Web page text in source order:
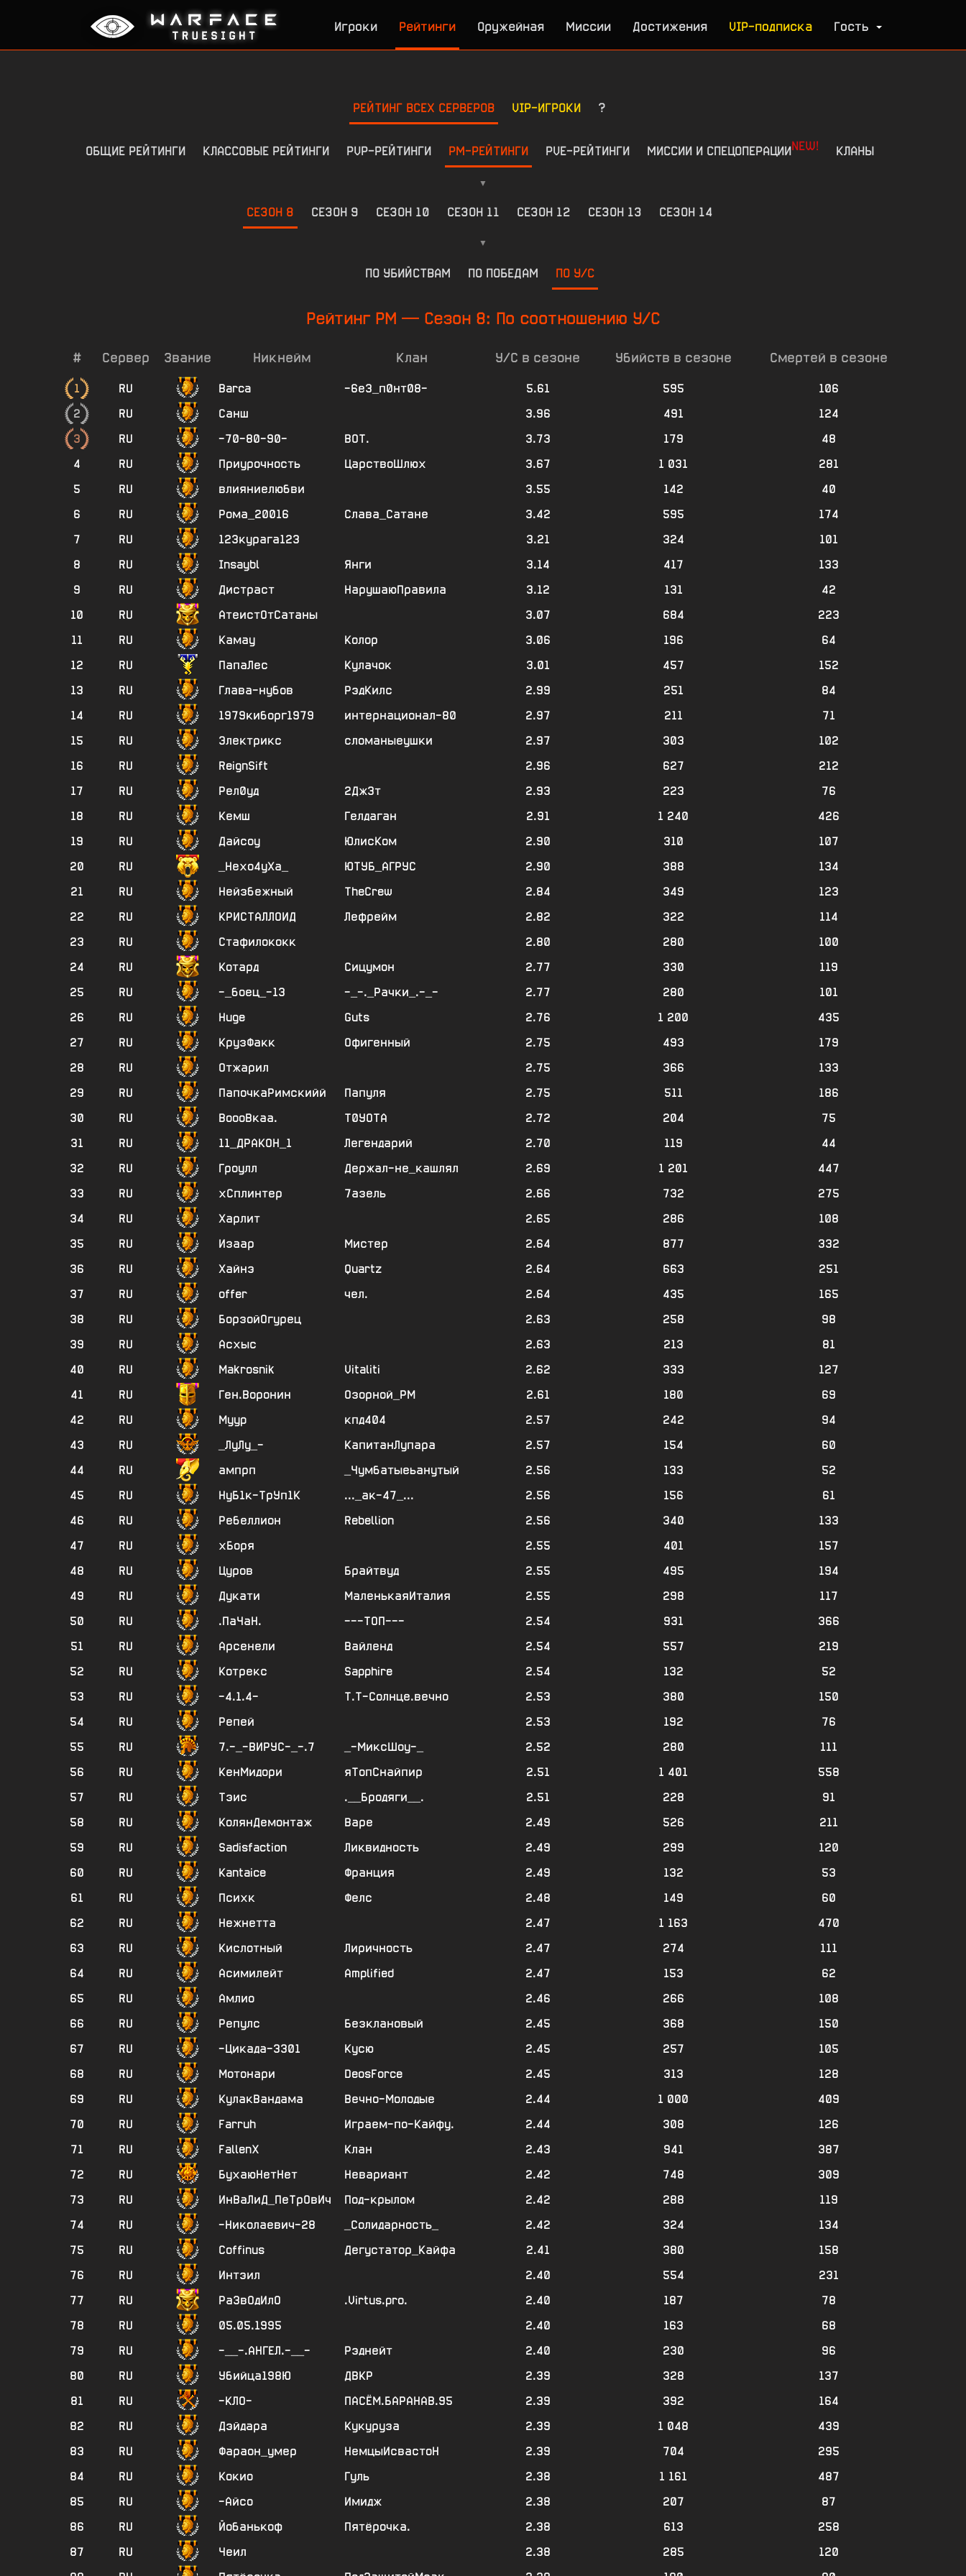
Игроки Рейтинги Оружейная Миссии Достижения VIP-подписка Гость
РЕЙТИНГ ВСЕХ СЕРВЕРОВ VIP-ИГРОКИ ?
ОБЩИЕ РЕЙТИНГИ КЛАССОВЫЕ РЕЙТИНГИ PVP-РЕЙТИНГИ РМ-РЕЙТИНГИ PVE-РЕЙТИНГИ МИССИИ И СПЕЦОПЕРАЦИИNEW! КЛАНЫ
▼
СЕЗОН 8 СЕЗОН 9 СЕЗОН 10 СЕЗОН 11 СЕЗОН 12 СЕЗОН 13 СЕЗОН 14
▼
ПО УБИЙСТВАМ ПО ПОБЕДАМ ПО У/С
Рейтинг РМ — Сезон 8: По соотношению У/С
# Сервер Звание Никнейм Клан У/С в сезоне Убийств в сезоне Смертей в сезоне
1 RU Barca -6е3_п0нт08- 5.61 595
106
2
RU Санш 3.96 491
124
3
RU -70-80-90- ВОТ. 3.73 179
48
4
RU Приурочность ЦарствоШлюх 3.67 1 031
281
5
RU влияниелюбви 3.55 142
40
6
RU Рома_20016 Слава_Сатане 3.42 595
174
7
RU 123курага123 3.21 324
101
8
RU Insaybl Янги 3.14 417
133
9
RU Дистраст НарушаюПравила 3.12 131
42
10
RU АтеистОтСатаны 3.07 684
223
11
RU Камау Колор 3.06 196
64
12
RU ПапаЛес Кулачок 3.01 457
152
13
RU Глава-нубов РэдКилс 2.99 251
84
14
RU 1979киборг1979 интернационал-80 2.97 211
71
15
RU Электрикс сломаныеушки 2.97 303
102
16
RU ReignSift 2.96 627
212
17
RU Рел0уд 2ДжЗт 2.93 223
76
18
RU Кемш Гелдаган 2.91 1 240
426
19
RU Дайсоу ЮлисКом 2.90 310
107
20
RU _Нехо4уХа_ ЮТУБ_АГРУС 2.90 388
134
21
RU Нейзбежный TheCrew 2.84 349
123
22
RU КРИСТАЛЛОИД Лефрейм 2.82 322
114
23
RU Стафилококк 2.80 280
100
24
RU Котард Сицумон 2.77 330
119
25
RU -_боец_-13 -_-._Рачки_.-_- 2.77 280
101
26
RU Huge Guts 2.76 1 200
435
27
RU КрузФакк Офигенный 2.75 493
179
28
RU Отжарил 2.75 366
133
29
RU ПапочкаРимскийй Папуля 2.75 511
186
30
RU ВоооВкаа. Т0УОТА 2.72 204
75
31
RU 11_ДРАКОН_1 Легендарий 2.70 119
44
32
RU Гроулл Держал-не_кашлял 2.69 1 201
447
33
RU хСплинтер 7азель 2.66 732
275
34
RU Харлит 2.65 286
108
35
RU Изаар Мистер 2.64 877
332
36
RU Хайнэ Quartz 2.64 663
251
37
RU offer чел. 2.64 435
165
38
RU БорзойОгурец 2.63 258
98
39
RU Асхыс 2.63 213
81
40
RU Makrosnik Vitaliti 2.62 333
127
41
RU Ген.Воронин Озорной_РМ 2.61 180
69
42
RU Myyp кпд404 2.57 242
94
43
RU _ЛуЛу_- КапитанЛупара 2.57 154
60
44
RU ампрп _Чумбатыеьанутый 2.56 133
52
45
RU НуБ1к-ТрУп1К ..._ак-47_... 2.56 156
61
46
RU Ребеллион Rebellion 2.56 340
133
47
RU хБоря 2.55 401
157
48
RU Цуров Брайтвуд 2.55 495
194
49
RU Дукати МаленькаяИталия 2.55 298
117
50
RU .ПаЧаН. ---ТОП--- 2.54 931
366
51
RU Арсенели Вайленд 2.54 557
219
52
RU Котрекс Sapphire 2.54 132
52
53
RU -4.1.4- Т.Т-Солнце.вечно 2.53 380
150
54
RU Репей 2.53 192
76
55
RU 7.-_-ВИРУС-_-.7 _-МиксШоу-_ 2.52 280
111
56
RU КенМидори яТопСнайпир 2.51 1 401
558
57
RU Тэис .__Бродяги__. 2.51 228
91
58
RU КолянДемонтаж Варе 2.49 526
211
59
RU Sadisfaction Ликвидность 2.49 299
120
60
RU Kantaice Франция 2.49 132
53
61
RU Психк Фелс 2.48 149
60
62
RU Нежнетта 2.47 1 163
470
63
RU Кислотный Лиричность 2.47 274
111
64
RU Асимилейт Amplified 2.47 153
62
65
RU Амлио 2.46 266
108
66
RU Репулс Безклановый 2.45 368
150
67
RU -Цикада-3301 Кусю 2.45 257
105
68
RU Мотонари DeosForce 2.45 313
128
69
RU КулакВандама Вечно-Молодые 2.44 1 000
409
70
RU Farruh Играем-по-Кайфу. 2.44 308
126
71
RU FallenX Клан 2.43 941
387
72
RU БухаюНетНет Невариант 2.42 748
309
73
RU ИнВаЛиД_ПеТрОвИч Под-крылом 2.42 288
119
74
RU -Николаевич-28 _Солидарность_ 2.42 324
134
75
RU Coffinus Дегустатор_Кайфа 2.41 380
158
76
RU Интэил 2.40 554
231
77
RU РаЗвОдИлО .Virtus.pro. 2.40 187
78
78
RU 05.05.1995 2.40 163
68
79
RU -__-.АНГЕЛ.-__- Рэднейт 2.40 230
96
80
RU Убийца198Ю ДВКР 2.39 328
137
81
RU -КЛО- ПАСЁМ.БАРАНАВ.95 2.39 392
164
82
RU Дэйдара Кукуруза 2.39 1 048
439
83
RU Фараон_умер НемцыИсвастоН 2.39 704
295
84
RU Кокио Гуль 2.38 1 161
487
85
RU -Айсо Имидж 2.38 207
87
86
RU Йобанькоф Пятёрочка. 2.38 613
258
87
RU Чеил 2.38 285
120